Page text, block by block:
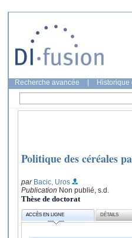
Recherche avancée Historique
Politique des céréales
par Bacic, Uros
Publication Non publié, s.d.
Thèse de doctorat
ACCÈS EN LIGNE DÉTAILS